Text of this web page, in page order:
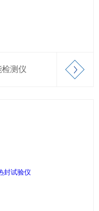
检测仪